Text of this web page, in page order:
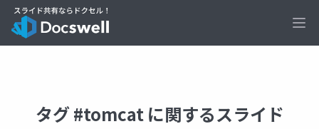
タグ #tomcat に関するスライド